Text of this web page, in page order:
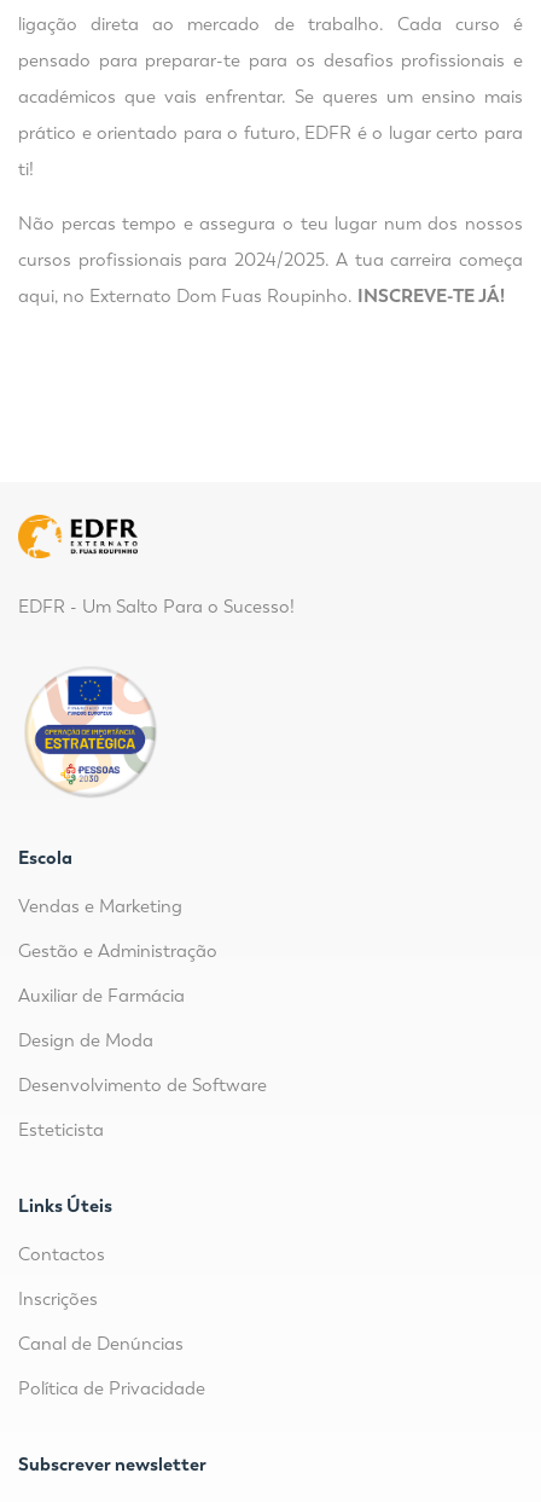
ligação direta ao mercado de trabalho. Cada curso é
pensado para preparar-te para os desafios profissionais e
académicos que vais enfrentar. Se queres um ensino mais
prático e orientado para o futuro, EDFR é o lugar certo para
ti!
Não percas tempo e assegura o teu lugar num dos nossos
cursos profissionais para 2024/2025. A tua carreira começa
aqui, no Externato Dom Fuas Roupinho. INSCREVE-TE JÁ!
EDFR - Um Salto Para o Sucesso!
Escola
Vendas e Marketing
Gestão e Administração
Auxiliar de Farmácia
Design de Moda
Desenvolvimento de Software
Esteticista
Links Úteis
Contactos
Inscrições
Canal de Denúncias
Política de Privacidade
Subscrever newsletter